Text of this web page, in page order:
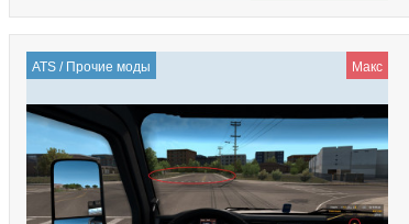
ATS / Прочие моды Макс